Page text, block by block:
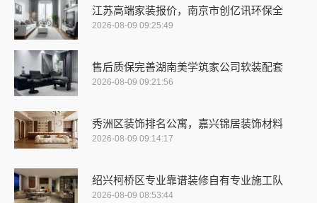
江苏高端家装报价，南京市创亿讯环保全
2026-08-09 09:25:49
售后质保完善湖南美学筑家公司软装配套
2026-08-09 09:21:56
秀洲区装饰排名公寓，嘉兴锦居装饰材料
2026-08-09 09:14:17
绍兴柯桥区专业靠谱装修自有专业施工队
2026-08-09 08:53:44